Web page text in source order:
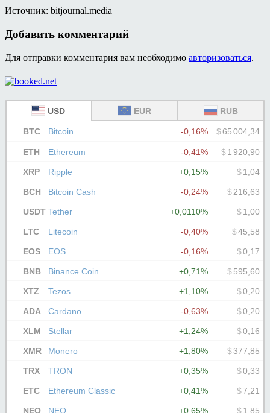
Источник: bitjournal.media
Добавить комментарий
Для отправки комментария вам необходимо авторизоваться.